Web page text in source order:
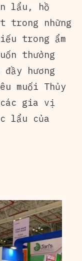
lẩu, hồ
trong những
trong ẩm
thưởng
hương
muối Thủy
các gia vị
lẩu của